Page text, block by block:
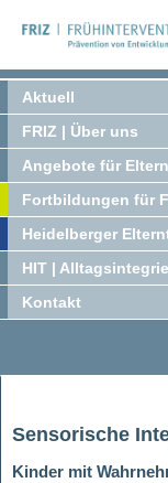
Aktuell
FRIZ | Über uns
Angebote für Eltern
Fortbildungen für
Heidelberger
HIT |
Kontakt
Sensorische
Kinder mit